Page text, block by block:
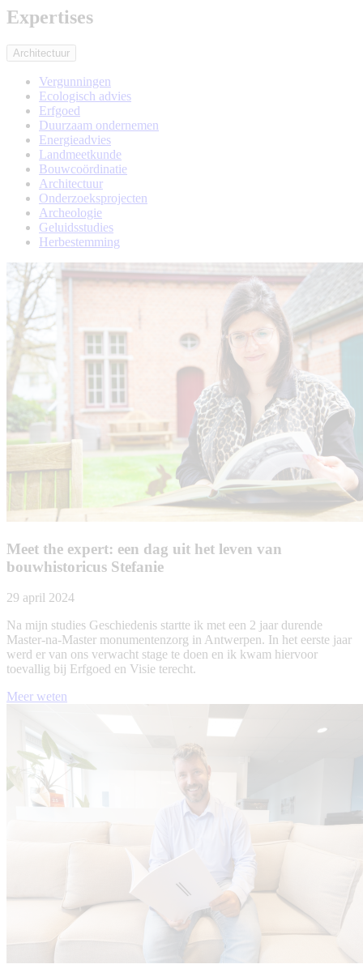
Expertises
Architectuur
Vergunningen
Ecologisch advies
Erfgoed
Duurzaam ondernemen
Energieadvies
Landmeetkunde
Bouwcoördinatie
Architectuur
Onderzoeksprojecten
Archeologie
Geluidsstudies
Herbestemming
Meet the expert: een dag uit het leven van
bouwhistoricus Stefanie
29 april 2024
Na mijn studies Geschiedenis startte ik met een 2 jaar durende
Master-na-Master monumentenzorg in Antwerpen. In het eerste jaar
werd er van ons verwacht stage te doen en ik kwam hiervoor
toevallig bij Erfgoed en Visie terecht.
Meer weten